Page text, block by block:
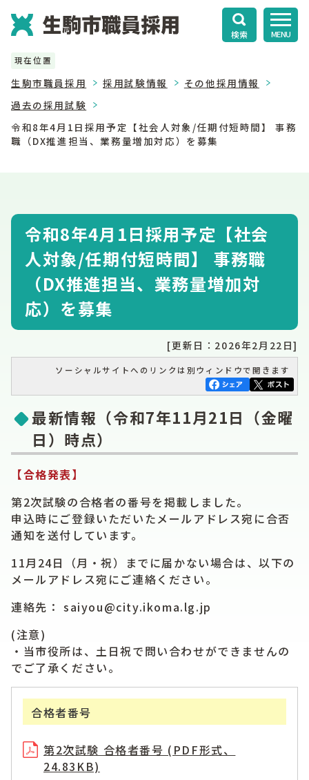
検索 MENU
現在位置
生駒市職員採用 採用試験情報
その他採用情報
過去の採用試験
令和8年4月1日採用予定【社会人対象/任期付短時間】 事務
職（DX推進担当、業務量増加対応）を募集
令和8年4月1日採用予定【社会
人対象/任期付短時間】 事務職
（DX推進担当、業務量増加対
応）を募集
[更新日：2026年2月22日]
ソーシャルサイトへのリンクは別ウィンドウで開きます
最新情報（令和7年11月21日（金曜
日）時点）
【合格発表】
第2次試験の合格者の番号を掲載しました。
申込時にご登録いただいたメールアドレス宛に合否
通知を送付しています。
11月24日（月・祝）までに届かない場合は、以下の
メールアドレス宛にご連絡ください。
連絡先： saiyou@city.ikoma.lg.jp
(注意)
・当市役所は、土日祝で問い合わせができませんの
でご了承ください。
合格者番号
第2次試験 合格者番号 (PDF形式、
24.83KB)